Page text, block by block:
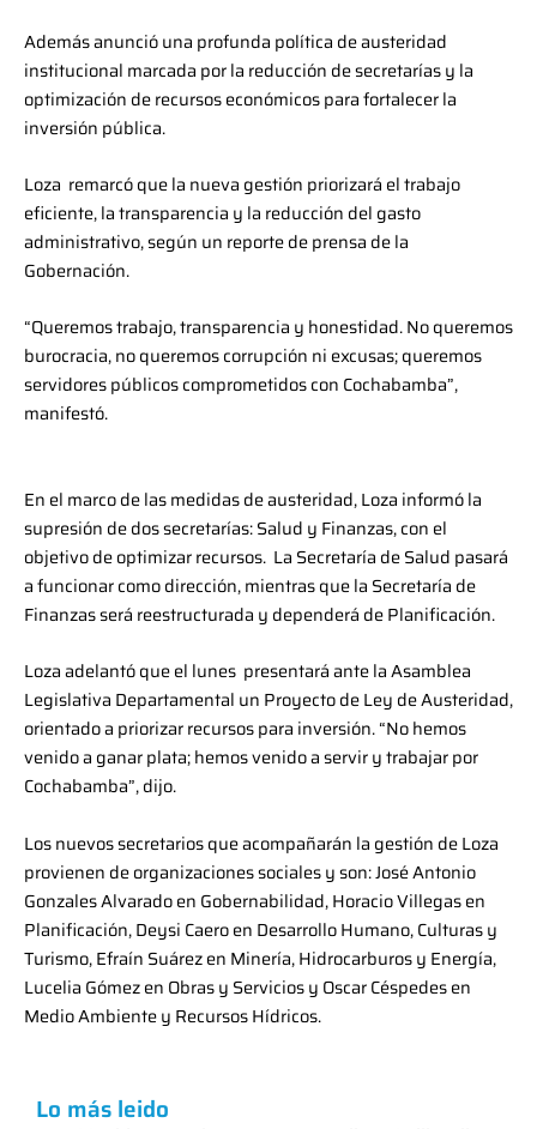
Además anunció una profunda política de austeridad
institucional marcada por la reducción de secretarías y la
optimización de recursos económicos para fortalecer la
inversión pública.
Loza remarcó que la nueva gestión priorizará el trabajo
eficiente, la transparencia y la reducción del gasto
administrativo, según un reporte de prensa de la
Gobernación.
“Queremos trabajo, transparencia y honestidad. No queremos
burocracia, no queremos corrupción ni excusas; queremos
servidores públicos comprometidos con Cochabamba”,
manifestó.
En el marco de las medidas de austeridad, Loza informó la
supresión de dos secretarías: Salud y Finanzas, con el
objetivo de optimizar recursos. La Secretaría de Salud pasará
a funcionar como dirección, mientras que la Secretaría de
Finanzas será reestructurada y dependerá de Planificación.
Loza adelantó que el lunes presentará ante la Asamblea
Legislativa Departamental un Proyecto de Ley de Austeridad,
orientado a priorizar recursos para inversión. “No hemos
venido a ganar plata; hemos venido a servir y trabajar por
Cochabamba”, dijo.
Los nuevos secretarios que acompañarán la gestión de Loza
provienen de organizaciones sociales y son: José Antonio
Gonzales Alvarado en Gobernabilidad, Horacio Villegas en
Planificación, Deysi Caero en Desarrollo Humano, Culturas y
Turismo, Efraín Suárez en Minería, Hidrocarburos y Energía,
Lucelia Gómez en Obras y Servicios y Oscar Céspedes en
Medio Ambiente y Recursos Hídricos.
Lo más leido